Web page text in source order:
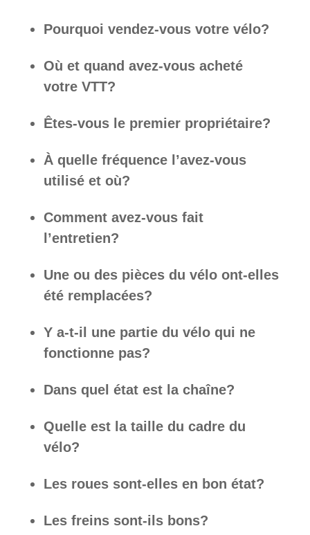
Pourquoi vendez-vous votre vélo?
Où et quand avez-vous acheté
votre VTT?
Êtes-vous le premier propriétaire?
À quelle fréquence l’avez-vous
utilisé et où?
Comment avez-vous fait
l’entretien?
Une ou des pièces du vélo ont-elles
été remplacées?
Y a-t-il une partie du vélo qui ne
fonctionne pas?
Dans quel état est la chaîne?
Quelle est la taille du cadre du
vélo?
Les roues sont-elles en bon état?
Les freins sont-ils bons?